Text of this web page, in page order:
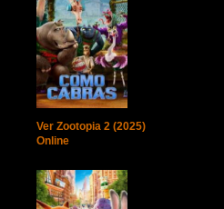
Ver Zootopia 2 (2025)
Online